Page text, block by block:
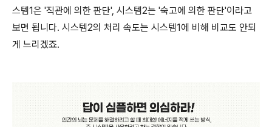
스템1은 '직관에 의한 판단', 시스템2는 '숙고에 의한 판단'이라고
보면 됩니다. 시스템2의 처리 속도는 시스템1에 비해 비교도 안되
게 느리겠죠.